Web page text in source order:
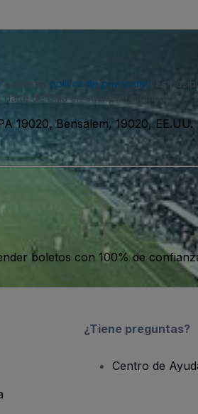
y nuestra política de privacidad . Es
darte de baja en cualquier momento.
19020, Bensalem, 19020, EE.UU.
boletos con 100% de
¿Tiene preguntas?
Centro de